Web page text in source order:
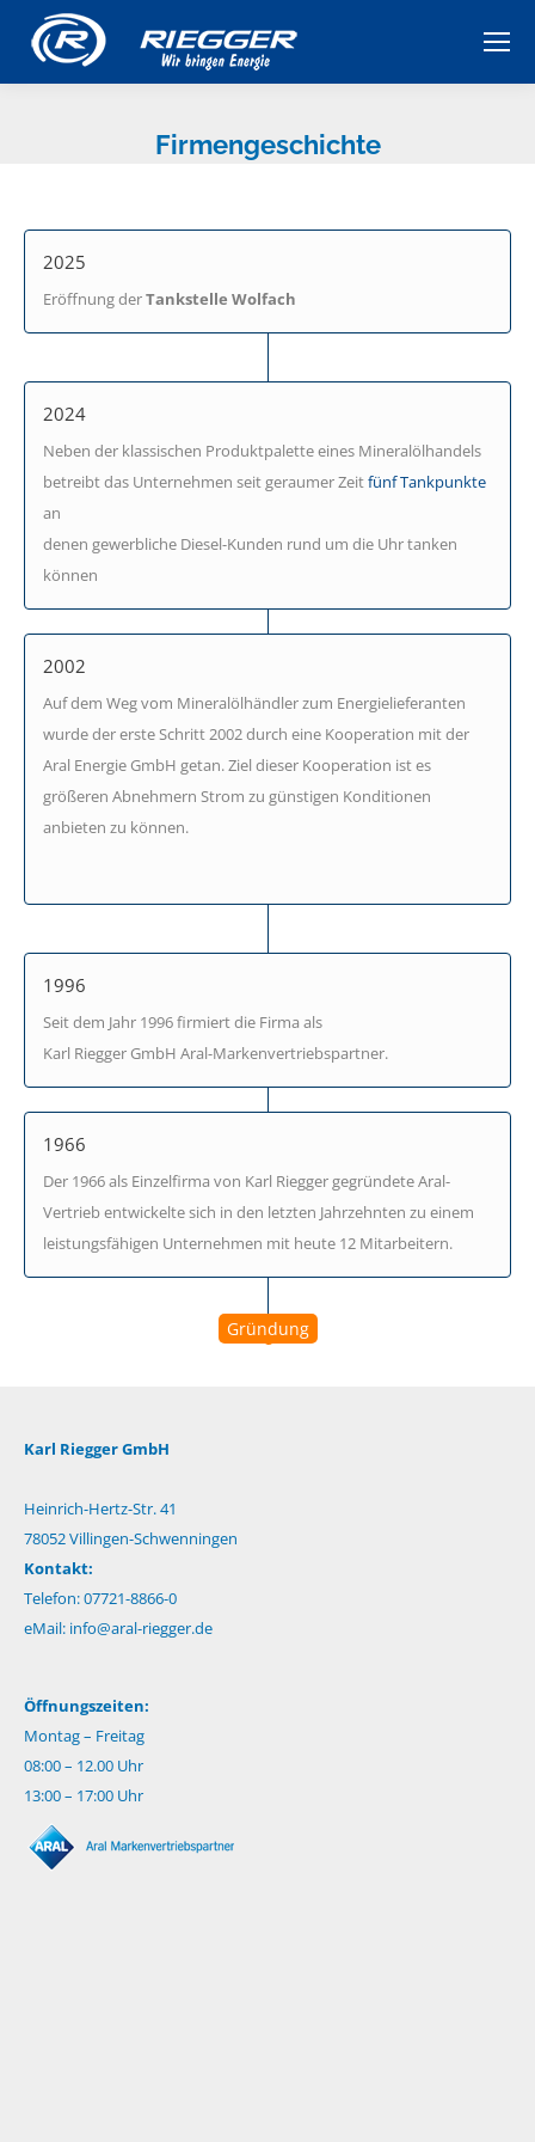
Firmengeschichte
2025
Eröffnung derTankstelle Wolfach
2024
Neben der klassischen Produktpalette eines Mineralölhandels
betreibt das Unternehmen seit geraumer Zeitfünf Tankpunkte
an
denen gewerbliche Diesel-Kunden rund um die Uhr tanken
können
2002
Auf dem Weg vom Mineralölhändler zum Energielieferanten
wurde der erste Schritt 2002 durch eine Kooperation mit der
Aral Energie GmbH getan. Ziel dieser Kooperation ist es
größeren Abnehmern Strom zu günstigen Konditionen
anbieten zu können.
1996
Seit dem Jahr 1996 firmiert die Firma als
Karl Riegger GmbH Aral-Markenvertriebspartner.
1966
Der 1966 als Einzelfirma von Karl Riegger gegründete Aral-
Vertrieb entwickelte sich in den letzten Jahrzehnten zu einem
leistungsfähigen Unternehmen mit heute 12 Mitarbeitern.
Gründung
Karl Riegger GmbH
Heinrich-Hertz-Str. 41
78052 Villingen-Schwenningen
Kontakt:
Telefon: 07721-8866-0
eMail: info@aral-riegger.de
Öffnungszeiten:
Montag – Freitag
08:00 – 12.00 Uhr
13:00 – 17:00 Uhr